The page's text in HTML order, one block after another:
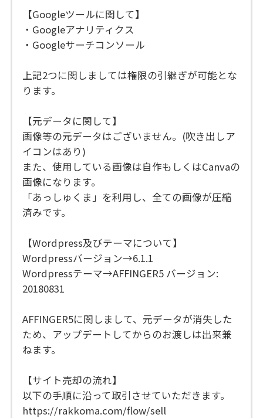
【Googleツールに関して】
・Googleアナリティクス
・Googleサーチコンソール
上記2つに関しましては権限の引継ぎが可能とな
ります。
【元データに関して】
画像等の元データはございません。(吹き出しア
イコンはあり)
また、使用している画像は自作もしくはCanvaの
画像になります。
「あっしゅくま」を利用し、全ての画像が圧縮
済みです。
【Wordpress及びテーマについて】
Wordpressバージョン→6.1.1
Wordpressテーマ→AFFINGER5 バージョン:
20180831
AFFINGER5に関しまして、元データが消失した
ため、アップデートしてからのお渡しは出来兼
ねます。
【サイト売却の流れ】
以下の手順に沿って取引させていただきます。
https://rakkoma.com/flow/sell